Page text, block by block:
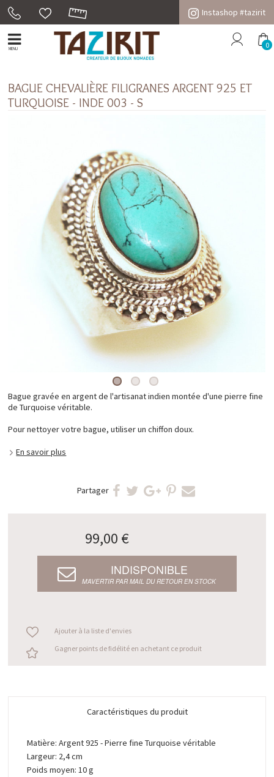
Instashop #tazirit
MENU 0
BAGUE CHEVALIÈRE FILIGRANES ARGENT 925 ET
TURQUOISE - INDE 003 - S
Bague gravée en argent de l'artisanat indien montée d'une pierre fine
de Turquoise véritable.
Pour nettoyer votre bague, utiliser un chiffon doux.
En savoir plus
Partager
99,00 €
INDISPONIBLE
M’AVERTIR PAR MAIL DU RETOUR EN STOCK
Ajouter à la liste d'envies
Gagner points de fidélité en achetant ce produit
Caractéristiques du produit
Matière: Argent 925 - Pierre fine Turquoise véritable
Largeur: 2,4 cm
Poids moyen: 10 g